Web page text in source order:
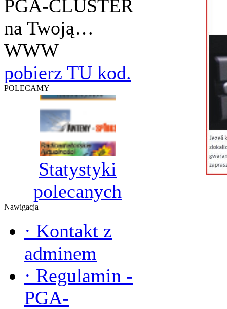
PGA-CLUSTER
na Twoją…
WWW
pobierz TU kod.
POLECAMY
Statystyki
polecanych
Nawigacja
· Kontakt z
adminem
· Regulamin -
PGA-